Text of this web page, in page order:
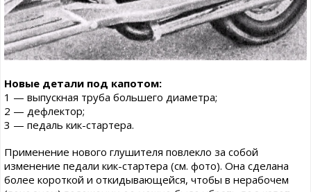
Новые детали под капотом:
1 — выпускная труба большего диаметра;
2 — дефлектор;
3 — педаль кик-стартера.
Применение нового глушителя повлекло за собой
изменение педали кик-стартера (см. фото). Она сделана
более короткой и откидывающейся, чтобы в нерабочем